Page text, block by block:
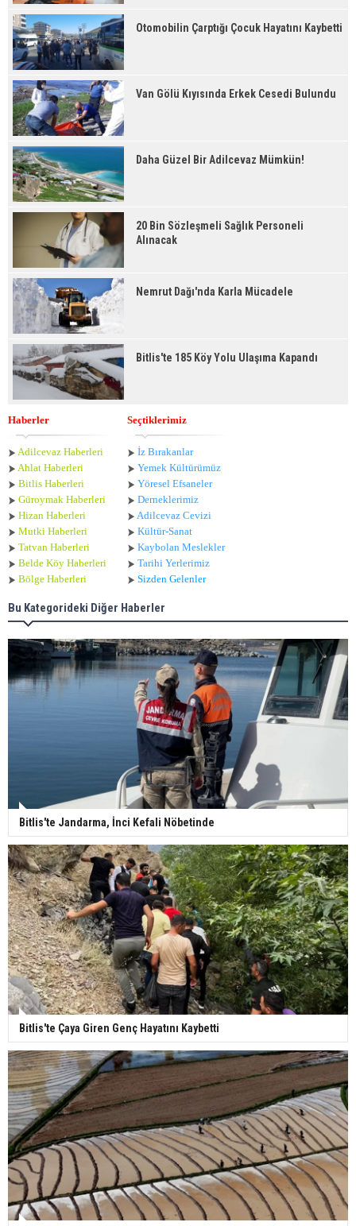
Otomobilin Çarptığı Çocuk Hayatını Kaybetti
Van Gölü Kıyısında Erkek Cesedi Bulundu
Daha Güzel Bir Adilcevaz Mümkün!
20 Bin Sözleşmeli Sağlık Personeli
Alınacak
Nemrut Dağı'nda Karla Mücadele
Bitlis'te 185 Köy Yolu Ulaşıma Kapandı
Haberler
Adilcevaz Haberleri
Ahlat Haberleri
Bitlis Haberleri
Güroymak Haberleri
Hizan Haberleri
Mutki Haberleri
Tatvan Haberleri
Belde Köy Haberleri
Bölge Haberleri
Seçtiklerimiz
İz Bırakanlar
Yemek Kültürümüz
Yöresel Efsaneler
Derneklerimiz
Adilcevaz Cevizi
Kültür-Sanat
Kaybolan Meslekler
Tarihi Yerlerimiz
Sizden Gelenler
Bu Kategorideki Diğer Haberler
Bitlis'te Jandarma, İnci Kefali Nöbetinde
Bitlis'te Çaya Giren Genç Hayatını Kaybetti